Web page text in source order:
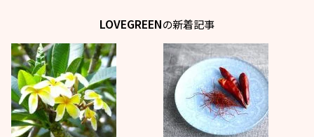
LOVEGREENの新着記事